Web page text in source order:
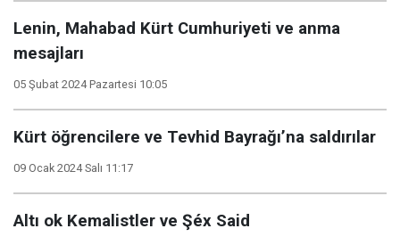
Lenin, Mahabad Kürt Cumhuriyeti ve anma
mesajları
05 Şubat 2024 Pazartesi 10:05
Kürt öğrencilere ve Tevhid Bayrağı’na saldırılar
09 Ocak 2024 Salı 11:17
Altı ok Kemalistler ve Şéx Said